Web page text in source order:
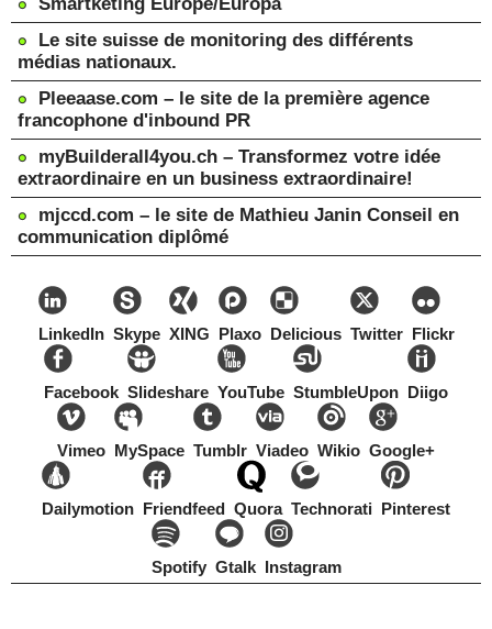
Le site suisse de monitoring des différents
médias nationaux.
Pleeaase.com – le site de la première agence
francophone d'inbound PR
myBuilderall4you.ch – Transformez votre idée
extraordinaire en un business extraordinaire!
mjccd.com – le site de Mathieu Janin Conseil en
communication diplômé
LinkedIn Skype XING Plaxo Delicious Twitter Flickr
Facebook Slideshare YouTube StumbleUpon Diigo
Vimeo MySpace Tumblr Viadeo Wikio Google+
Dailymotion Friendfeed Quora Technorati Pinterest
Spotify Gtalk Instagram